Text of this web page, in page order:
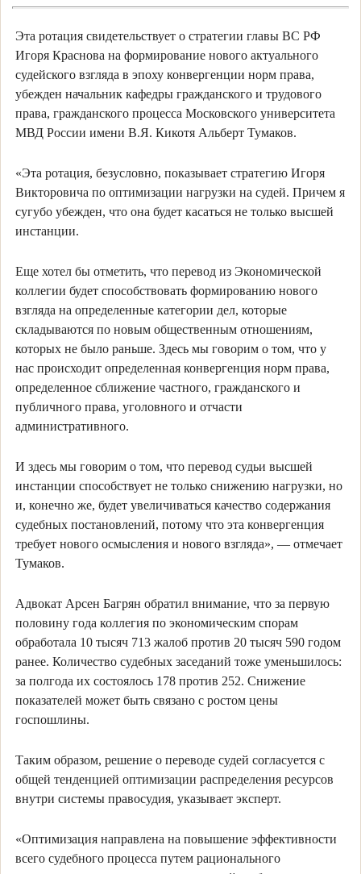
Эта ротация свидетельствует о стратегии главы ВС РФ
Игоря Краснова на формирование нового актуального
судейского взгляда в эпоху конвергенции норм права,
убежден начальник кафедры гражданского и трудового
права, гражданского процесса Московского университета
МВД России имени В.Я. Кикотя Альберт Тумаков.
«Эта ротация, безусловно, показывает стратегию Игоря
Викторовича по оптимизации нагрузки на судей. Причем я
сугубо убежден, что она будет касаться не только высшей
инстанции.
Еще хотел бы отметить, что перевод из Экономической
коллегии будет способствовать формированию нового
взгляда на определенные категории дел, которые
складываются по новым общественным отношениям,
которых не было раньше. Здесь мы говорим о том, что у
нас происходит определенная конвергенция норм права,
определенное сближение частного, гражданского и
публичного права, уголовного и отчасти
административного.
И здесь мы говорим о том, что перевод судьи высшей
инстанции способствует не только снижению нагрузки, но
и, конечно же, будет увеличиваться качество содержания
судебных постановлений, потому что эта конвергенция
требует нового осмысления и нового взгляда», — отмечает
Тумаков.
Адвокат Арсен Багрян обратил внимание, что за первую
половину года коллегия по экономическим спорам
обработала 10 тысяч 713 жалоб против 20 тысяч 590 годом
ранее. Количество судебных заседаний тоже уменьшилось:
за полгода их состоялось 178 против 252. Снижение
показателей может быть связано с ростом цены
госпошлины.
Таким образом, решение о переводе судей согласуется с
общей тенденцией оптимизации распределения ресурсов
внутри системы правосудия, указывает эксперт.
«Оптимизация направлена на повышение эффективности
всего судебного процесса путем рационального